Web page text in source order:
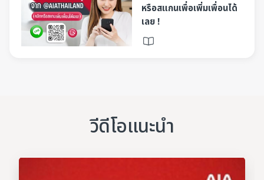
หรือสแกนเพื่อเพิ่มเพื่อนได้
เลย !
วีดีโอแนะนำ​